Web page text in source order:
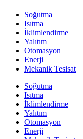
Soğutma
Isıtma
İklimlendirme
Yalıtım
Otomasyon
Enerji
Mekanik Tesisat
Soğutma
Isıtma
İklimlendirme
Yalıtım
Otomasyon
Enerji